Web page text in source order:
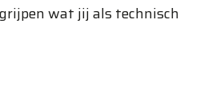
wat jij als technisch